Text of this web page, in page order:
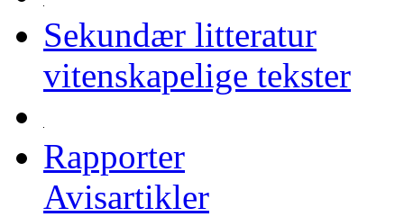
Sekundær litteratur
vitenskapelige tekster
Rapporter
Avisartikler